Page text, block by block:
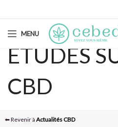
MENU
ETUDES
CBD
⬅ Revenir à Actualités CBD